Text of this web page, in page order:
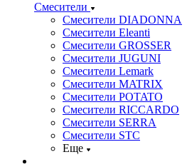
Смесители
Смесители DIADONNA
Смесители Eleanti
Смесители GROSSER
Смесители JUGUNI
Смесители Lemark
Смесители MATRIX
Смесители POTATO
Смесители RICCARDO
Смесители SERRA
Смесители STC
Еще